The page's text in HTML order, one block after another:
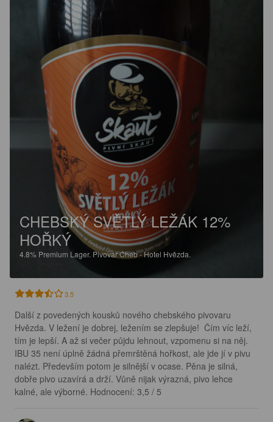
CHEBSKÝ SVĚTLÝ LEŽÁK 12%
HOŘKÝ
4.8% Premium Lager. Pivovar Cheb - Hotel Hvězda.
3.5
Další z povedených kousků nového chebského pivovaru
Hvězda. V ležení je dobrej, ležením se zlepšuje!  Čím víc leží,
tím je lepší. A až si večer půjdu lehnout, vzpomenu si na něj.
IBU 35 není úplně žádná přemrštěná hořkost, ale jde jí v pivu
nalézt. Především potom je silnější v ocase. Pěna je silná,
dobře pivo uzavírá a drží. Vůně nijak výrazná, pivo lehce
kalné, ale výborné. Hodnocení: 3,5 / 5